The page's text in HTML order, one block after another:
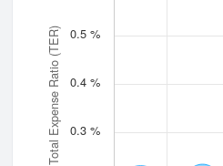
Total Expense Ratio (TER) 0.3 %
0.4 %
0.5 %